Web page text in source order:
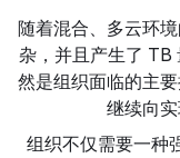
随着混合、多云环
杂，并且产生了 TB
然是组织面临的主
继续向
组织不仅需要一种